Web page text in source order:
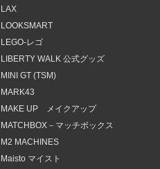
LAX
LOOKSMART
LEGO-レゴ
LIBERTY WALK 公式グッズ
MINI GT (TSM)
MARK43
MAKE UP メイクアップ
MATCHBOX－マッチボックス
M2 MACHINES
Maisto マイスト